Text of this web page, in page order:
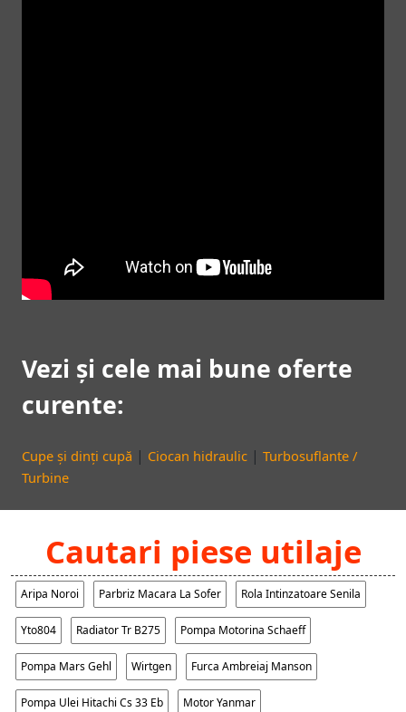
Vezi și cele mai bune oferte
curente:
Cupe și dinți cupă | Ciocan hidraulic | Turbosuflante /
Turbine
Cautari piese utilaje
Aripa Noroi Parbriz Macara La Sofer Rola Intinzatoare Senila
Yto804 Radiator Tr B275 Pompa Motorina Schaeff
Pompa Mars Gehl Wirtgen Furca Ambreiaj Manson
Pompa Ulei Hitachi Cs 33 Eb Motor Yanmar